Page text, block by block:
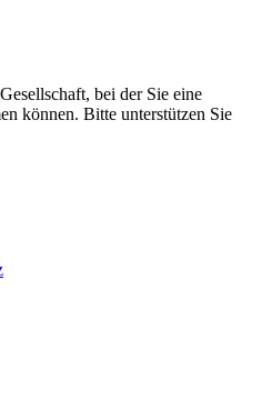
bei der Sie eine
können. Bitte unterstützen Sie